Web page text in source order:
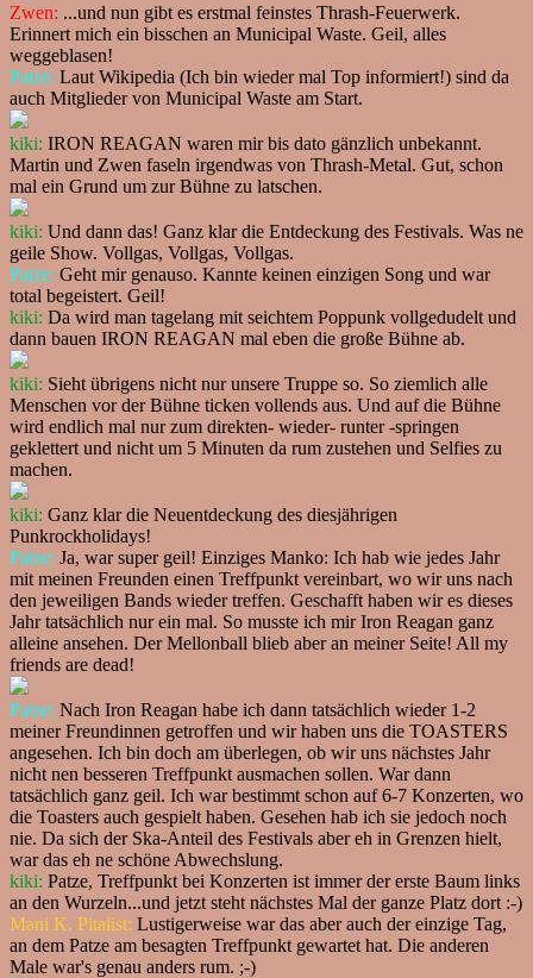
Zwen: ...und nun gibt es erstmal feinstes Thrash-Feuerwerk.
Erinnert mich ein bisschen an Municipal Waste. Geil, alles
weggeblasen!
Patze: Laut Wikipedia (Ich bin wieder mal Top informiert!) sind da
auch Mitglieder von Municipal Waste am Start.
kiki: IRON REAGAN waren mir bis dato gänzlich unbekannt.
Martin und Zwen faseln irgendwas von Thrash-Metal. Gut, schon
mal ein Grund um zur Bühne zu latschen.
kiki: Und dann das! Ganz klar die Entdeckung des Festivals. Was ne
geile Show. Vollgas, Vollgas, Vollgas.
Patze: Geht mir genauso. Kannte keinen einzigen Song und war
total begeistert. Geil!
kiki: Da wird man tagelang mit seichtem Poppunk vollgedudelt und
dann bauen IRON REAGAN mal eben die große Bühne ab.
kiki: Sieht übrigens nicht nur unsere Truppe so. So ziemlich alle
Menschen vor der Bühne ticken vollends aus. Und auf die Bühne
wird endlich mal nur zum direkten- wieder- runter -springen
geklettert und nicht um 5 Minuten da rum zustehen und Selfies zu
machen.
kiki: Ganz klar die Neuentdeckung des diesjährigen
Punkrockholidays!
Patze: Ja, war super geil! Einziges Manko: Ich hab wie jedes Jahr
mit meinen Freunden einen Treffpunkt vereinbart, wo wir uns nach
den jeweiligen Bands wieder treffen. Geschafft haben wir es dieses
Jahr tatsächlich nur ein mal. So musste ich mir Iron Reagan ganz
alleine ansehen. Der Mellonball blieb aber an meiner Seite! All my
friends are dead!
Patze: Nach Iron Reagan habe ich dann tatsächlich wieder 1-2
meiner Freundinnen getroffen und wir haben uns die TOASTERS
angesehen. Ich bin doch am überlegen, ob wir uns nächstes Jahr
nicht nen besseren Treffpunkt ausmachen sollen. War dann
tatsächlich ganz geil. Ich war bestimmt schon auf 6-7 Konzerten, wo
die Toasters auch gespielt haben. Gesehen hab ich sie jedoch noch
nie. Da sich der Ska-Anteil des Festivals aber eh in Grenzen hielt,
war das eh ne schöne Abwechslung.
kiki: Patze, Treffpunkt bei Konzerten ist immer der erste Baum links
an den Wurzeln...und jetzt steht nächstes Mal der ganze Platz dort :-)
Mani K. Pitalist: Lustigerweise war das aber auch der einzige Tag,
an dem Patze am besagten Treffpunkt gewartet hat. Die anderen
Male war's genau anders rum. ;-)